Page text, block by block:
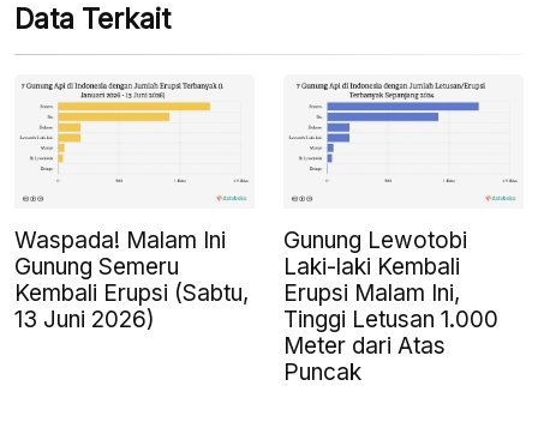
Data Terkait
Waspada! Malam Ini
Gunung Semeru
Kembali Erupsi (Sabtu,
13 Juni 2026)
Gunung Lewotobi
Laki-laki Kembali
Erupsi Malam Ini,
Tinggi Letusan 1.000
Meter dari Atas
Puncak